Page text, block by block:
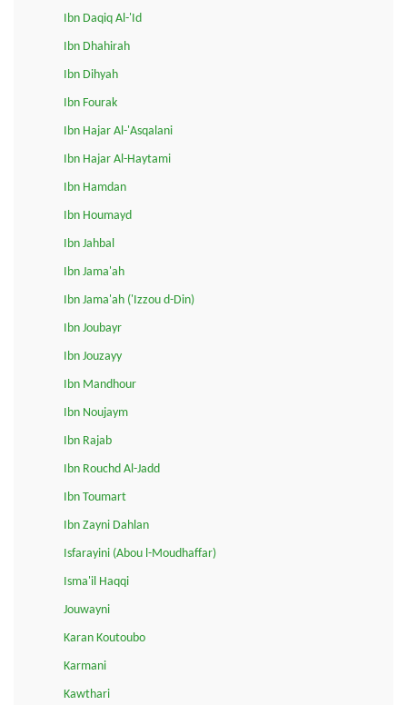
Ibn Daqiq Al-'Id
Ibn Dhahirah
Ibn Dihyah
Ibn Fourak
Ibn Hajar Al-'Asqalani
Ibn Hajar Al-Haytami
Ibn Hamdan
Ibn Houmayd
Ibn Jahbal
Ibn Jama'ah
Ibn Jama'ah ('Izzou d-Din)
Ibn Joubayr
Ibn Jouzayy
Ibn Mandhour
Ibn Noujaym
Ibn Rajab
Ibn Rouchd Al-Jadd
Ibn Toumart
Ibn Zayni Dahlan
Isfarayini (Abou l-Moudhaffar)
Isma'il Haqqi
Jouwayni
Karan Koutoubo
Karmani
Kawthari